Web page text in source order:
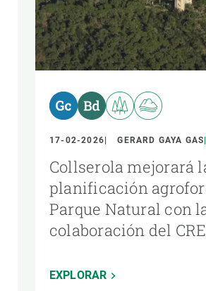
17-02-2026 GERARD GAYA GAS
Collserola mejorará
planificación
Parque Natural con
colaboración del
EXPLORAR